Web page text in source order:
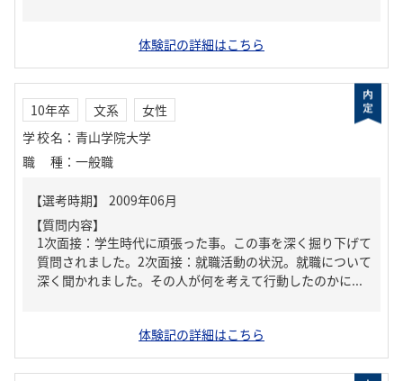
体験記の詳細はこちら
10年卒 文系
女性
学校名 ： 青山学院大学
職種 ： 一般職
【質問内容】
1次面接：学生時代に頑張った事。この事を深く掘り下げて
質問されました。2次面接：就職活動の状況。就職について
深く聞かれました。その人が何を考えて行動したのかに...
体験記の詳細はこちら